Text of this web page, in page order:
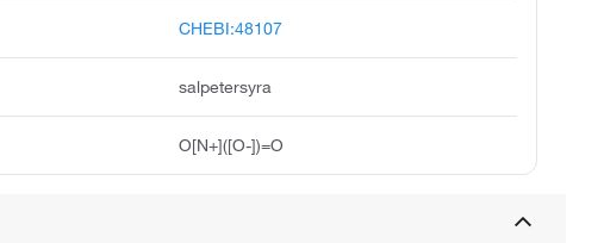
CHEBI:48107
salpetersyra
O[N+]([O-])=O